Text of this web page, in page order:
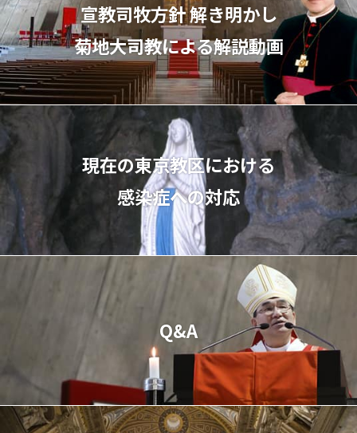
宣教司牧⽅針 解き明かし
菊地⼤司教による解説動画
現在の東京教区における
感染症への対応
Q&A